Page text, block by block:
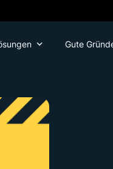
Gute